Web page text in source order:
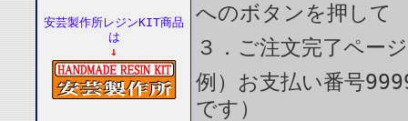
安芸製作所レジンKIT商品
は
↓
へのボタンを押して
３．ご注文完了ペー
例）お支払い番号
です）